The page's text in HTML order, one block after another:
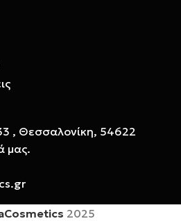
, Θεσσαλονίκη, 54622
μας.
2025